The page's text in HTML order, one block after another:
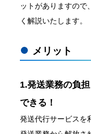
ットがありますので
く解説いたします。
メリット
1.発送業務の負
できる！
発送代行サービスを